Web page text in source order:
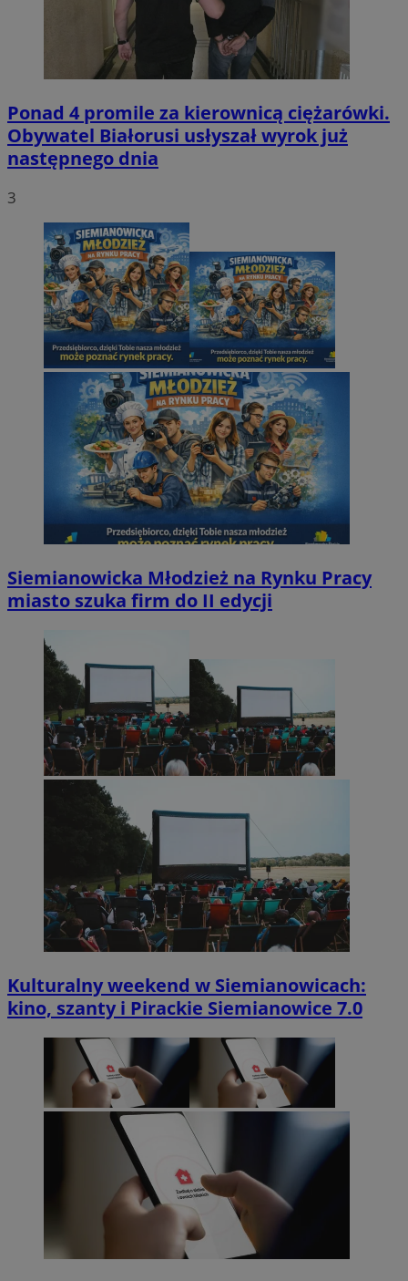
Ponad 4 promile za kierownicą ciężarówki.
Obywatel Białorusi usłyszał wyrok już
następnego dnia
3
Siemianowicka Młodzież na Rynku Pracy
miasto szuka firm do II edycji
Kulturalny weekend w Siemianowicach:
kino, szanty i Pirackie Siemianowice 7.0